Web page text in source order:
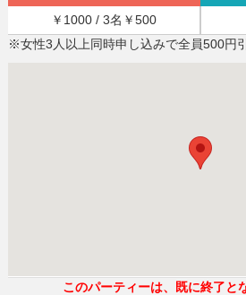
￥1000 / 3名￥500
※女性3人以上同時申し込みで全員500円
このパーティーは、既に終了と